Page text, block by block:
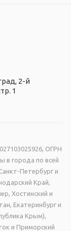
2-й
1
ОГРН
в города по всей
Петербург и
Край,
Хостинский и
Екатеринбург и
Крым),
и Приморский